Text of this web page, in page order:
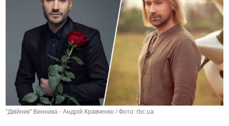
"Двійник" Винника - Андрій Кравченко / Фото: rbc.ua